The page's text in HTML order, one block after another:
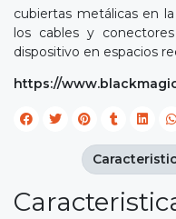
cubiertas metálicas en
los cables y
dispositivo en espacios
https://